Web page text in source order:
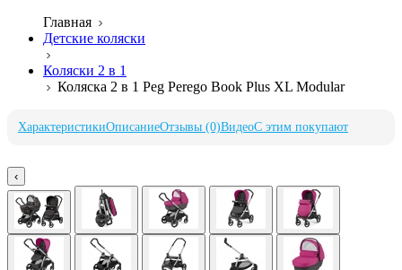
Главная
Детские коляски
Коляски 2 в 1
Коляска 2 в 1 Peg Perego Book Plus XL Modular
ХарактеристикиОписаниеОтзывы (0)ВидеоС этим покупают
‹